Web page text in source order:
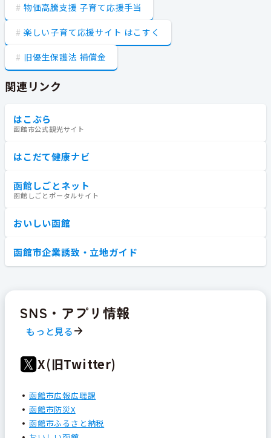
物価高騰支援 子育て応援手当
楽しい子育て応援サイト はこすく
旧優生保護法 補償金
関連リンク
はこぶら
函館市公式観光サイト
はこだて健康ナビ
函館しごとネット
函館しごとポータルサイト
おいしい函館
函館市企業誘致・立地ガイド
SNS・アプリ情報
もっと見る
X(旧Twitter)
函館市広報広聴課
函館市防災X
函館市ふるさと納税